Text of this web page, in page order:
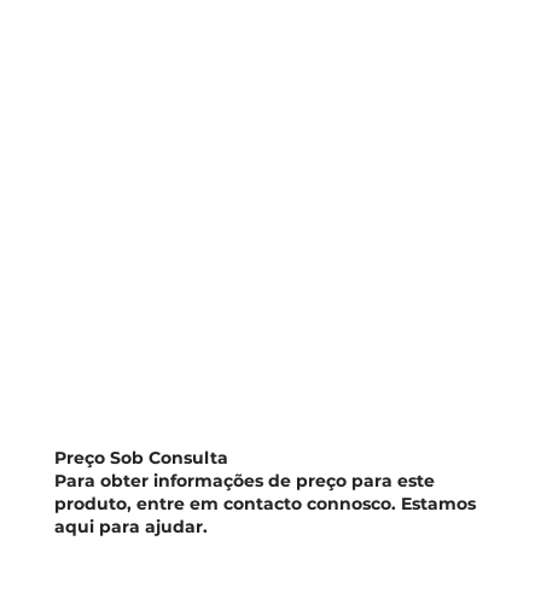
Preço Sob Consulta
Para obter informações de preço para este
produto, entre em contacto connosco. Estamos
aqui para ajudar.